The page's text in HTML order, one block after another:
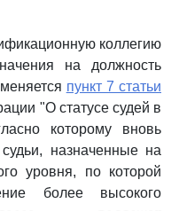
коллегию
на должность
пункт 7 статьи
"О статусе судей в
которому вновь
назначенные на
уровня, по которой
более высокого